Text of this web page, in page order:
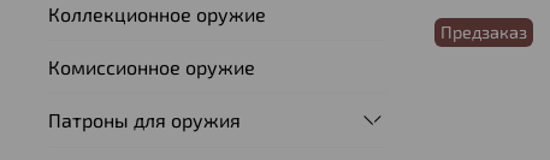
Предзаказ
Коллекционное оружие
Комиссионное оружие
Патроны для оружия